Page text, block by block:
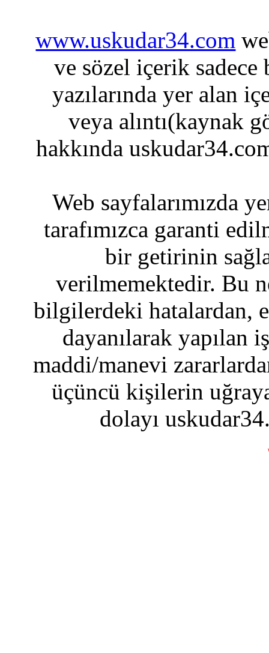
www.uskudar34.com
ve sözel içerik sadece
yazılarında yer alan
veya alıntı(kaynak
hakkında
Web sayfalarımızda
tarafımızca garanti
bir getirinin
verilmemektedir. Bu
bilgilerdeki hatalardan,
dayanılarak yapılan
maddi/manevi
üçüncü kişilerin
dolayı